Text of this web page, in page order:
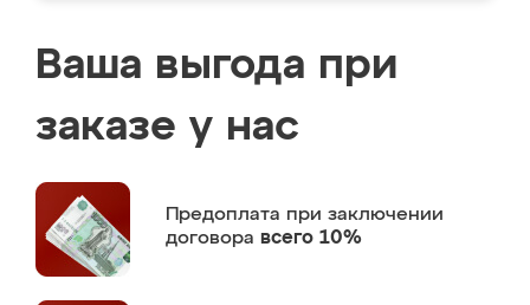
Ваша выгода при
заказе у нас
Предоплата при заключении
договора всего 10%